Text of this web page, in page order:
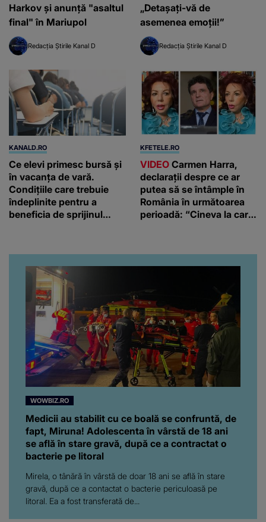
Harkov și anunță "asaltul
final" în Mariupol
Redacția Știrile Kanal D
„Detașați-vă de
asemenea emoții!”
Redacția Știrile Kanal D
KANALD.RO
Ce elevi primesc bursă și
în vacanța de vară.
Condițiile care trebuie
îndeplinite pentru a
beneficia de sprijinul
KFETELE.RO
VIDEO Carmen Harra,
declarații despre ce ar
putea să se întâmple în
România în următoarea
perioadă: “Cineva la care
WOWBIZ.RO
Medicii au stabilit cu ce boală se confruntă, de
fapt, Miruna! Adolescenta în vârstă de 18 ani
se află în stare gravă, după ce a contractat o
bacterie pe litoral
Mirela, o tânără în vârstă de doar 18 ani se află în stare
gravă, după ce a contactat o bacterie periculoasă pe
litoral. Ea a fost transferată de...